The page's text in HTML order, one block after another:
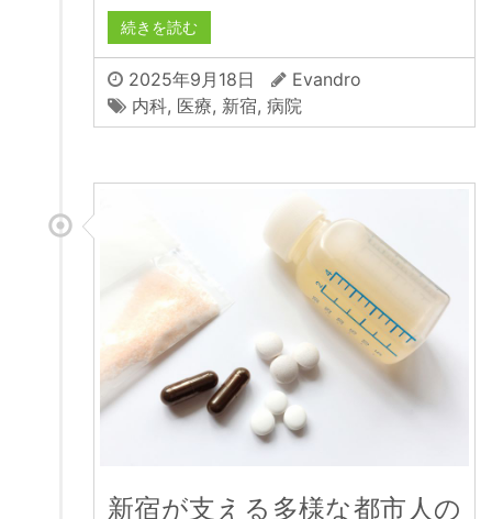
続きを読む
2025年9月18日
Evandro
内科, 医療, 新宿, 病院
新宿が支える多様な都市人の